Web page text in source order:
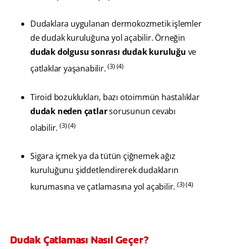
Dudaklara uygulanan dermokozmetik işlemler
de dudak kuruluğuna yol açabilir. Örneğin
dudak dolgusu sonrası dudak kuruluğu ve
çatlaklar yaşanabilir.(3) (4)
Tiroid bozuklukları, bazı otoimmün hastalıklar
dudak neden çatlarsorusunun cevabı
olabilir. (3) (4)
Sigara içmek ya da tütün çiğnemek ağız
kuruluğunu şiddetlendirerek dudakların
kurumasına ve çatlamasına yol açabilir. (3) (4)
Dudak Çatlaması Nasıl Geçer?